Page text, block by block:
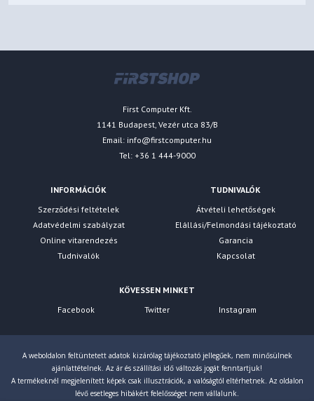
First Computer Kft.
1141 Budapest, Vezér utca 83/B
Email: info@firstcomputer.hu
Tel: +36 1 444-9000
INFORMÁCIÓK
Szerződési feltételek
Adatvédelmi szabályzat
Online vitarendezés
Tudnivalók
TUDNIVALÓK
Átvételi lehetőségek
Elállási/Felmondási tájékoztató
Garancia
Kapcsolat
KÖVESSEN MINKET
Facebook
Twitter Instagram
A weboldalon feltüntetett adatok kizárólag tájékoztató jellegűek, nem minősülnek
ajánlattételnek. Az ár és szállítási idő változás jogát fenntartjuk!
A termékeknél megjelenített képek csak illusztrációk, a valóságtól eltérhetnek. Az oldalon
lévő esetleges hibákért felelősséget nem vállalunk.